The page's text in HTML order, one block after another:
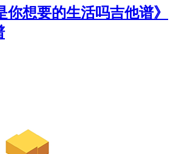
你想要的生活吗吉他谱》